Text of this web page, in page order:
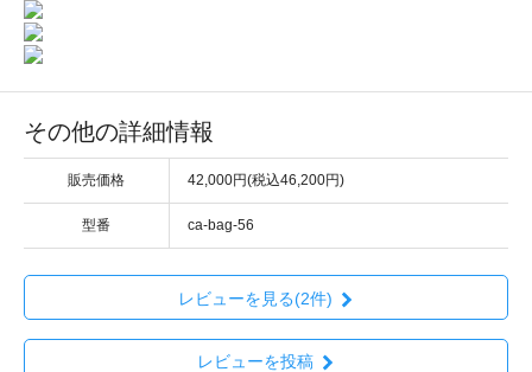
その他の詳細情報
販売価格 42,000円(税込46,200円)
型番 ca-bag-56
レビューを見る(2件)
レビューを投稿